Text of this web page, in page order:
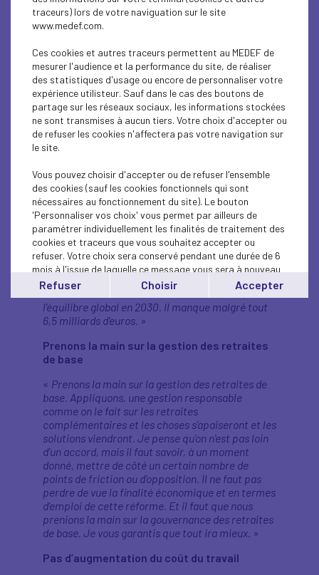
de novembre dernier, qui prend en compte ces
situations à la fois sur le plan de la santé et des
certain nombre de personnes qui peuvent partir
avant l'âge légal. C'est parfaitement justifié quand
il y a des vrais problèmes d'usure professionnel.
Ça ne l'est pas quand ça permet de partir avant
l’âge légal à des gens qui, au motif qu'ils ont fait
des stages, et ensuite des études supérieures et
qui ont exercé des métiers qui ne sont pas
éprouvants.
Il faut créer de la richesse
«Les préoccupations de nos concitoyens sont
pouvoir d'achat et la pérennité des régimes
sociaux. Pour le pouvoir d'achat, il faut créer de la
richesse. Moins vous avez des personnes en
emploi, moins vous créez de la richesse. Ensuite,
la pérennité des régimes sociaux. Nous avons
martelé qu'il fallait équilibrer pour commencer le
rendement de la réforme Borne. Et ensuite,
l'équilibre global en 2030. Il manque malgré tout
6,5 milliards d'euros. »
Prenons la main sur la gestion des retraites
de base
« Prenons la main sur la gestion des retraites de
base. Appliquons, une gestion responsable
comme on le fait sur les retraites
complémentaires et les choses s'apaiseront et les
solutions viendront. Je pense qu'on n'est pas loin
d'un accord, mais il faut savoir, à un moment
donné, mettre de côté un certain nombre de
points de friction ou d'opposition. Il ne faut pas
perdre de vue la finalité économique et en termes
d'emploi de cette réforme. Et il faut que nous
prenions la main sur la gouvernance des retraites
de base. Je vous garantis que tout ira mieux. »
Pas d’augmentation du coût du travail
traceurs) lors de votre naviguation sur le site
www.medef.com.
Ces cookies et autres traceurs permettent au MEDEF de
mesurer l'audience et la performance du site, de réaliser
des statistiques d'usage ou encore de personnaliser votre
expérience utilisteur. Sauf dans le cas des boutons de
partage sur les réseaux sociaux, les informations stockées
ne sont transmises à aucun tiers. Votre choix d'accepter ou
de refuser les cookies n'affectera pas votre navigation sur
le site.
Vous pouvez choisir d'accepter ou de refuser l'ensemble
des cookies (sauf les cookies fonctionnels qui sont
nécessaires au fonctionnement du site). Le bouton
'Personnaliser vos choix' vous permet par ailleurs de
paramétrer individuellement les finalités de traitement des
cookies et traceurs que vous souhaitez accepter ou
refuser. Votre choix sera conservé pendant une durée de 6
mois à l'issue de laquelle ce message vous sera à nouveau
affiché..
Vous pouvez modifier votre choix à tout moment en
cliquant sur le lien'cookies'en bas de page.
Refuser Choisir Accepter